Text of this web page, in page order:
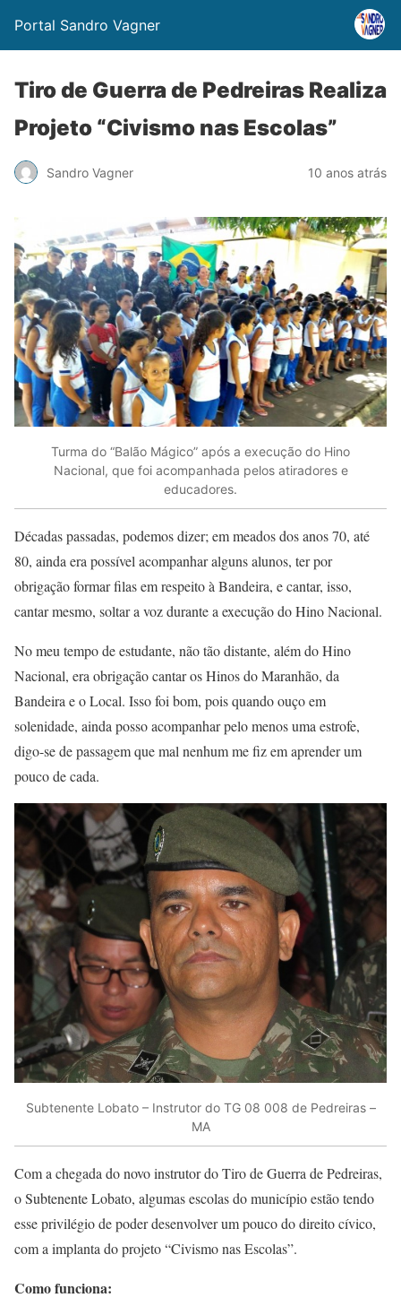
Portal Sandro Vagner
Tiro de Guerra de Pedreiras Realiza
Projeto “Civismo nas Escolas”
Sandro Vagner 10 anos atrás
Turma do “Balão Mágico” após a execução do Hino
Nacional, que foi acompanhada pelos atiradores e
educadores.
Décadas passadas, podemos dizer; em meados dos anos 70, até
80, ainda era possível acompanhar alguns alunos, ter por
obrigação formar filas em respeito à Bandeira, e cantar, isso,
cantar mesmo, soltar a voz durante a execução do Hino Nacional.
No meu tempo de estudante, não tão distante, além do Hino
Nacional, era obrigação cantar os Hinos do Maranhão, da
Bandeira e o Local. Isso foi bom, pois quando ouço em
solenidade, ainda posso acompanhar pelo menos uma estrofe,
digo-se de passagem que mal nenhum me fiz em aprender um
pouco de cada.
Subtenente Lobato – Instrutor do TG 08 008 de Pedreiras –
MA
Com a chegada do novo instrutor do Tiro de Guerra de Pedreiras,
o Subtenente Lobato, algumas escolas do município estão tendo
esse privilégio de poder desenvolver um pouco do direito cívico,
com a implanta do projeto “Civismo nas Escolas”.
Como funciona: